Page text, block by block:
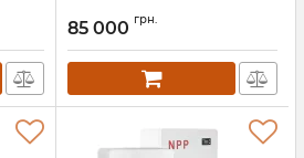
85 000 грн.